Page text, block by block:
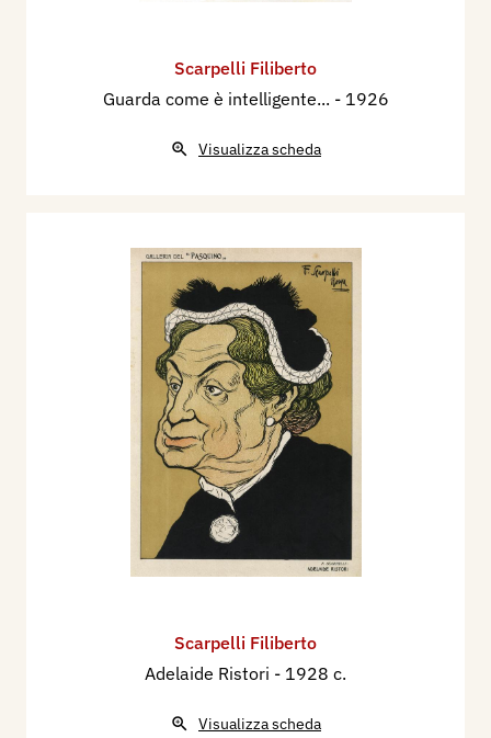
Scarpelli Filiberto
Guarda come è intelligente... - 1926
Visualizza scheda
Scarpelli Filiberto
Adelaide Ristori - 1928 c.
Visualizza scheda